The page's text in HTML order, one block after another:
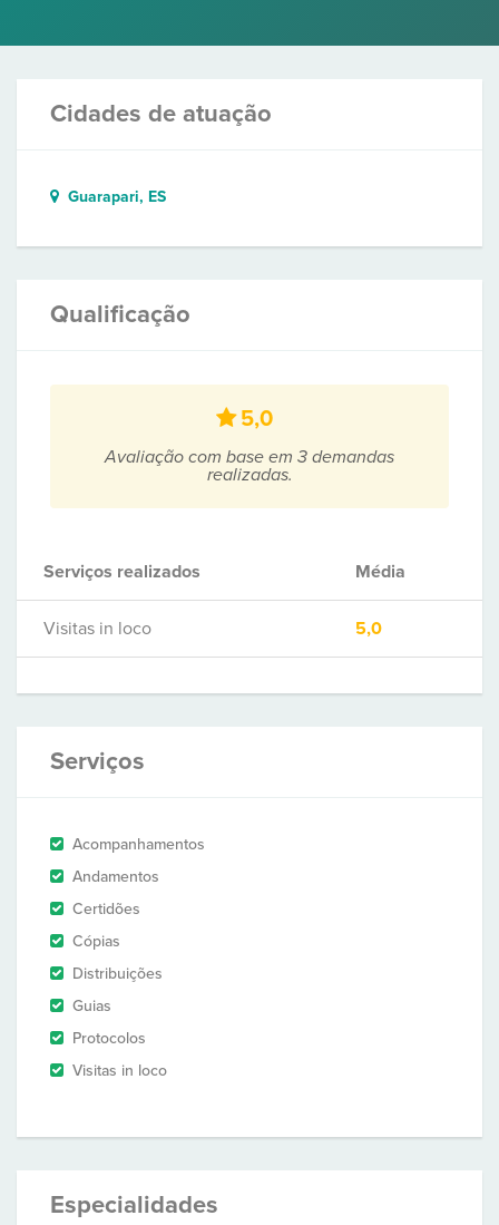
Cidades de atuação
Guarapari, ES
Qualificação
5,0
Avaliação com base em 3 demandas
realizadas.
Serviços realizados Média
Visitas in loco 5,0
Serviços
Acompanhamentos
Andamentos
Certidões
Cópias
Distribuições
Guias
Protocolos
Visitas in loco
Especialidades